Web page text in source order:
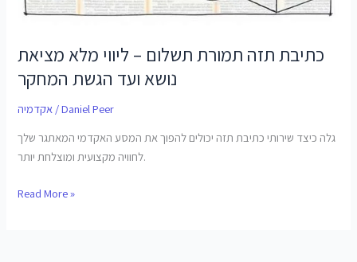
כתיבת תזה תמורת תשלום – ליווי מלא מציאת
נושא ועד הגשת המחקר
אקדמיה /Daniel Peer
גלה כיצד שירותי כתיבת תזה יכולים להפוך את המסע האקדמי המאתגר שלך
לחוויה מקצועית ומוצלחת יותר.
Read More »